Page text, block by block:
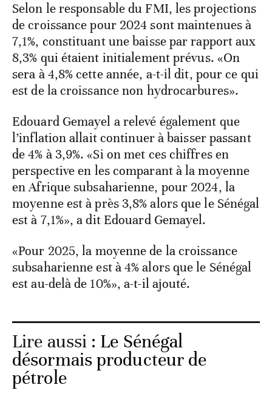
Selon le responsable du FMI, les projections
de croissance pour 2024 sont maintenues à
7,1%, constituant une baisse par rapport aux
8,3% qui étaient initialement prévus. «On
sera à 4,8% cette année, a-t-il dit, pour ce qui
est de la croissance non hydrocarbures».
Edouard Gemayel a relevé également que
l’inflation allait continuer à baisser passant
de 4% à 3,9%. «Si on met ces chiffres en
perspective en les comparant à la moyenne
en Afrique subsaharienne, pour 2024, la
moyenne est à près 3,8% alors que le Sénégal
est à 7,1%», a dit Edouard Gemayel.
«Pour 2025, la moyenne de la croissance
subsaharienne est à 4% alors que le Sénégal
est au-delà de 10%», a-t-il ajouté.
Lire aussi : Le Sénégal
désormais producteur de
pétrole